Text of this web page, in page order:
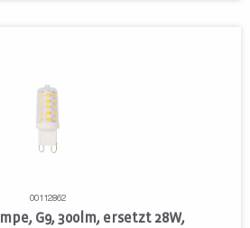
00112862
G9, 300lm, ersetzt 28W,